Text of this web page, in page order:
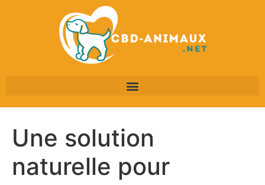
Une solution
naturelle pour